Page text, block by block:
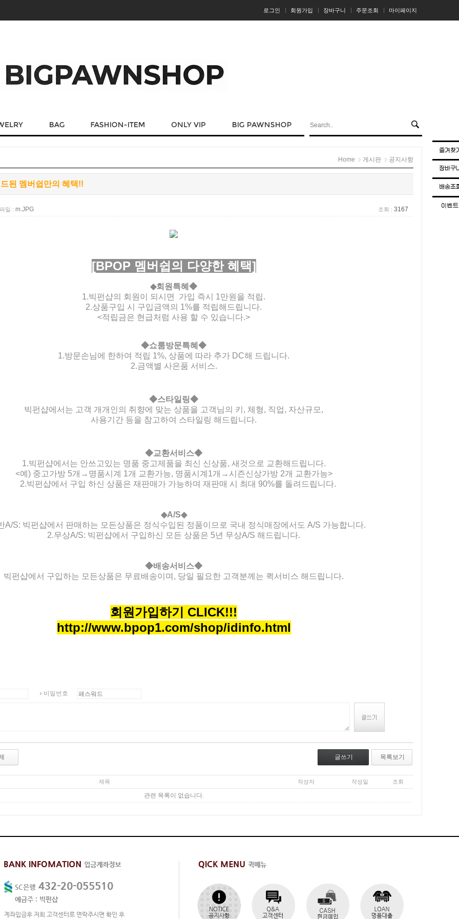
로그인 회원가입 장바구니 주문조회 마이페이지
Home 게시판 공지사항
된 멤버쉽만의 혜택!!
일 : m.JPG 조회 : 3167
[BPOP 멤버쉽의 다양한 혜택]
◆회원특혜◆
1.빅펀샵의 회원이 되시면 가입 즉시 1만원을 적립.
2.상품구입 시 구입금액의 1%를 적립해드립니다.
<적립금은 현급처럼 사용 할 수 있습니다.>
◆쇼룸방문특혜◆
1.방문손님에 한하여 적립 1%, 상품에 따라 추가 DC해 드립니다.
2.금액별 사은품 서비스.
◆스타일링◆
빅펀샵에서는 고객 개개인의 취향에 맞는 상품을 고객님의 키, 체형, 직업, 자산규모,
사용기간 등을 참고하여 스타일링 해드립니다.
◆교환서비스◆
1.빅펀샵에서는 안쓰고있는 명품 중고제품을 최신 신상품, 새것으로 교환해드립니다.
<예) 중고가방 5개→명품시계 1개 교환가능, 명품시계1개→시즌신상가방 2개 교환가능>
2.빅펀샵에서 구입 하신 상품은 재판매가 가능하며 재판매 시 최대 90%를 돌려드립니다.
◆A/S◆
A/S: 빅펀샵에서 판매하는 모든상품은 정식수입된 정품이므로 국내 정식매장에서도 A/S 가능합니다.
2.무상A/S: 빅펀샵에서 구입하신 모든 상품은 5년 무상A/S 해드립니다.
◆배송서비스◆
빅펀샵에서 구입하는 모든상품은 무료배송이며, 당일 필요한 고객분께는 퀵서비스 해드립니다.
회원가입하기 CLICK!!!
http://www.bpop1.com/shop/idinfo.html
비밀번호
글쓰기 목록보기
제목 작성자 작성일 조회
관련 목록이 없습니다.